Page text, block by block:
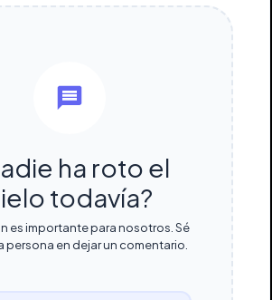
ha roto el
todavía?
es importante para nosotros. Sé
persona en dejar un comentario.